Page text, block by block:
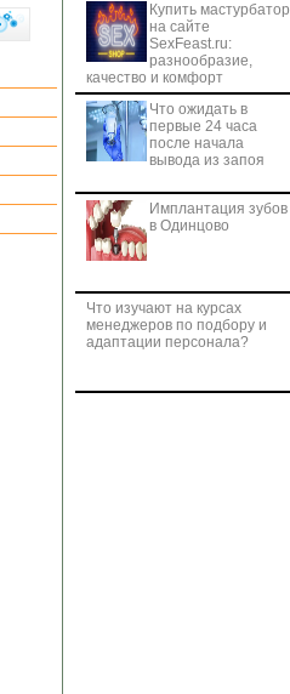
Купить мастурбатор
на сайте
SexFeast.ru:
разнообразие,
качество и комфорт
Что ожидать в
первые 24 часа
после начала
вывода из запоя
Имплантация зубов
в Одинцово
Что изучают на курсах
менеджеров по подбору и
адаптации персонала?